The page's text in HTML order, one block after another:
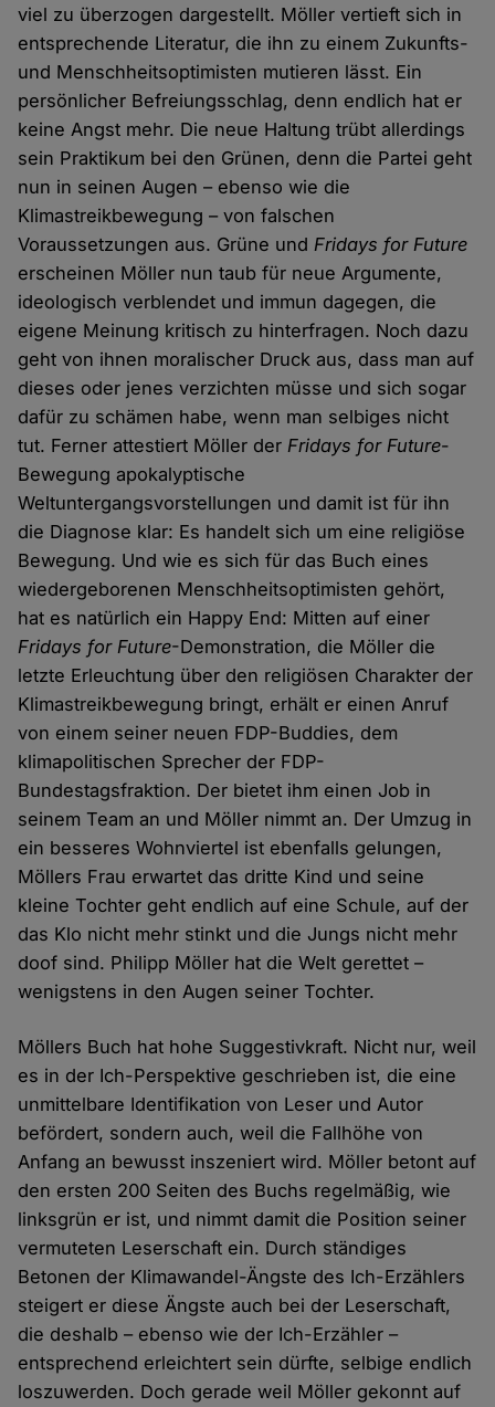
viel zu überzogen dargestellt. Möller vertieft sich in
entsprechende Literatur, die ihn zu einem Zukunfts-
und Menschheitsoptimisten mutieren lässt. Ein
persönlicher Befreiungsschlag, denn endlich hat er
keine Angst mehr. Die neue Haltung trübt allerdings
sein Praktikum bei den Grünen, denn die Partei geht
nun in seinen Augen – ebenso wie die
Klimastreikbewegung – von falschen
Voraussetzungen aus. Grüne und Fridays for Future
erscheinen Möller nun taub für neue Argumente,
ideologisch verblendet und immun dagegen, die
eigene Meinung kritisch zu hinterfragen. Noch dazu
geht von ihnen moralischer Druck aus, dass man auf
dieses oder jenes verzichten müsse und sich sogar
dafür zu schämen habe, wenn man selbiges nicht
tut. Ferner attestiert Möller der Fridays for Future-
Bewegung apokalyptische
Weltuntergangsvorstellungen und damit ist für ihn
die Diagnose klar: Es handelt sich um eine religiöse
Bewegung. Und wie es sich für das Buch eines
wiedergeborenen Menschheitsoptimisten gehört,
hat es natürlich ein Happy End: Mitten auf einer
Fridays for Future-Demonstration, die Möller die
letzte Erleuchtung über den religiösen Charakter der
Klimastreikbewegung bringt, erhält er einen Anruf
von einem seiner neuen FDP-Buddies, dem
klimapolitischen Sprecher der FDP-
Bundestagsfraktion. Der bietet ihm einen Job in
seinem Team an und Möller nimmt an. Der Umzug in
ein besseres Wohnviertel ist ebenfalls gelungen,
Möllers Frau erwartet das dritte Kind und seine
kleine Tochter geht endlich auf eine Schule, auf der
das Klo nicht mehr stinkt und die Jungs nicht mehr
doof sind. Philipp Möller hat die Welt gerettet –
wenigstens in den Augen seiner Tochter.
Möllers Buch hat hohe Suggestivkraft. Nicht nur, weil
es in der Ich-Perspektive geschrieben ist, die eine
unmittelbare Identifikation von Leser und Autor
befördert, sondern auch, weil die Fallhöhe von
Anfang an bewusst inszeniert wird. Möller betont auf
den ersten 200 Seiten des Buchs regelmäßig, wie
linksgrün er ist, und nimmt damit die Position seiner
vermuteten Leserschaft ein. Durch ständiges
Betonen der Klimawandel-Ängste des Ich-Erzählers
steigert er diese Ängste auch bei der Leserschaft,
die deshalb – ebenso wie der Ich-Erzähler –
entsprechend erleichtert sein dürfte, selbige endlich
loszuwerden. Doch gerade weil Möller gekonnt auf